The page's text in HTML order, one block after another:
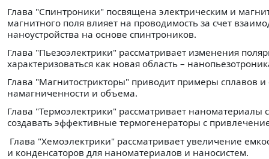
Глава "Спинтроники" посвящена электрическим и
магнитного поля влияет на проводимость за счет
наноустройства на основе спинтроников.
Глава "Пьезоэлектрики" рассматривает изменения
характеризоваться как новая область –
Глава "Магнитострикторы" приводит примеры сплавов
намагниченности и объема.
Глава "Термоэлектрики" рассматривает
создавать эффективные термогенераторы с
Глава "Хемоэлектрики" рассматривает увеличение
и конденсаторов для наноматериалов и наносистем.